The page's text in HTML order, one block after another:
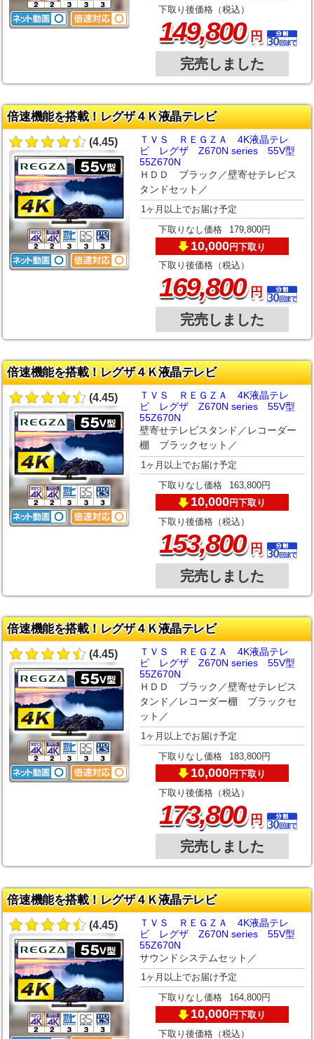
下取り後価格（税込）
149,800円
完売しました
倍速機能を搭載！レグザ４Ｋ液晶テレビ
(4.45)
ＴＶＳ ＲＥＧＺＡ 4K液晶テレ
ビ レグザ Z670N series 55V型
55Z670N
ＨＤＤ ブラック／壁寄せテレビス
タンドセット／
1ヶ月以上でお届け予定
下取りなし価格 179,800円
10,000円下取り
下取り後価格（税込）
169,800円
完売しました
倍速機能を搭載！レグザ４Ｋ液晶テレビ
(4.45)
ＴＶＳ ＲＥＧＺＡ 4K液晶テレ
ビ レグザ Z670N series 55V型
55Z670N
壁寄せテレビスタンド／レコーダー
棚 ブラックセット／
1ヶ月以上でお届け予定
下取りなし価格 163,800円
10,000円下取り
下取り後価格（税込）
153,800円
完売しました
倍速機能を搭載！レグザ４Ｋ液晶テレビ
(4.45)
ＴＶＳ ＲＥＧＺＡ 4K液晶テレ
ビ レグザ Z670N series 55V型
55Z670N
ＨＤＤ ブラック／壁寄せテレビス
タンド／レコーダー棚 ブラックセ
ット／
1ヶ月以上でお届け予定
下取りなし価格 183,800円
10,000円下取り
下取り後価格（税込）
173,800円
完売しました
倍速機能を搭載！レグザ４Ｋ液晶テレビ
(4.45)
ＴＶＳ ＲＥＧＺＡ 4K液晶テレ
ビ レグザ Z670N series 55V型
55Z670N
サウンドシステムセット／
1ヶ月以上でお届け予定
下取りなし価格 164,800円
10,000円下取り
下取り後価格（税込）